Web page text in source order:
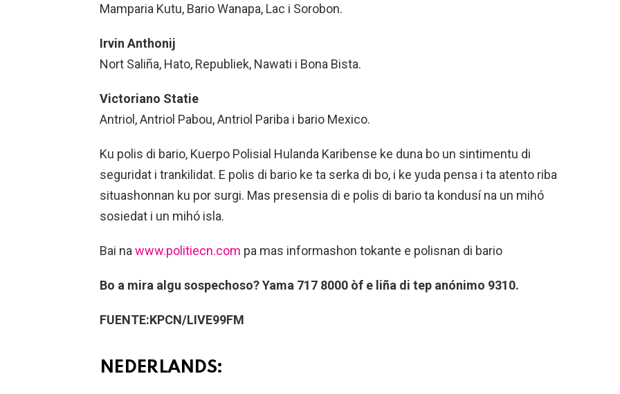
Mamparia Kutu, Bario Wanapa, Lac i Sorobon.
Irvin Anthonij
Nort Saliña, Hato, Republiek, Nawati i Bona Bista.
Victoriano Statie
Antriol, Antriol Pabou, Antriol Pariba i bario Mexico.
Ku polis di bario, Kuerpo Polisial Hulanda Karibense ke duna bo un sintimentu di
seguridat i trankilidat. E polis di bario ke ta serka di bo, i ke yuda pensa i ta atento riba
situashonnan ku por surgi. Mas presensia di e polis di bario ta kondusí na un mihó
sosiedat i un mihó isla.
Bai na www.politiecn.com pa mas informashon tokante e polisnan di bario
Bo a mira algu sospechoso? Yama 717 8000 òf e liña di tep anónimo 9310.
FUENTE:KPCN/LIVE99FM
NEDERLANDS: